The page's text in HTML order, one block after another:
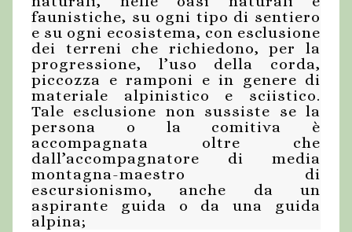
faunistiche, su ogni tipo di sentiero
e su ogni ecosistema, con esclusione
dei terreni che richiedono, per la
progressione, l’uso della corda,
piccozza e ramponi e in genere di
materiale alpinistico e sciistico.
Tale esclusione non sussiste se la
persona o la comitiva è
accompagnata oltre che
dall’accompagnatore di media
montagna-maestro di
escursionismo, anche da un
aspirante guida o da una guida
alpina;